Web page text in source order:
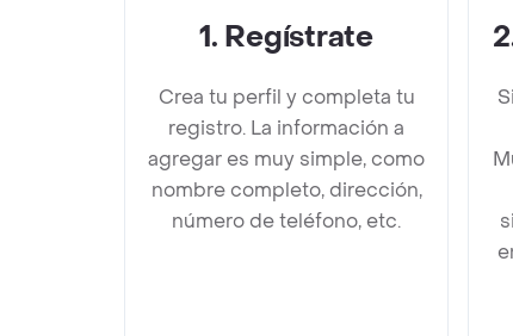
1. Regístrate
Crea tu perfil y completa tu
registro. La información a
agregar es muy simple, como
nombre completo, dirección,
número de teléfono, etc.
2